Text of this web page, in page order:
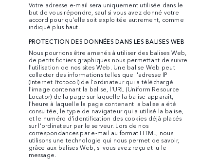
Votre adresse e-mail sera uniquement utilisée dans le
but de vous répondre, sauf si vous avez donné votre
accord pour qu'elle soit exploitée autrement, comme
indiqué plus haut.
PROTECTION DES DONNÉES DANS LES BALISES WEB
Nous pourrions être amenés à utiliser des balises Web,
de petits fichiers graphiques nous permettant de suivre
l'utilisation de nos sites Web. Une balise Web peut
collecter des informations telles que l'adresse IP
(Internet Protocol) de l'ordinateur qui a téléchargé
l'image contenant la balise, l'URL (Uniform Resource
Locator) de la page sur laquelle la balise apparaît,
l'heure à laquelle la page contenant la balise a été
consultée, le type de navigateur qui a utilisé la balise,
et le numéro d'identification des cookies déjà placés
sur l'ordinateur par le serveur. Lors de nos
correspondances par e-mail au format HTML, nous
utilisons une technologie qui nous permet de savoir,
grâce aux balises Web, si vous avez reçu et lu le
message.